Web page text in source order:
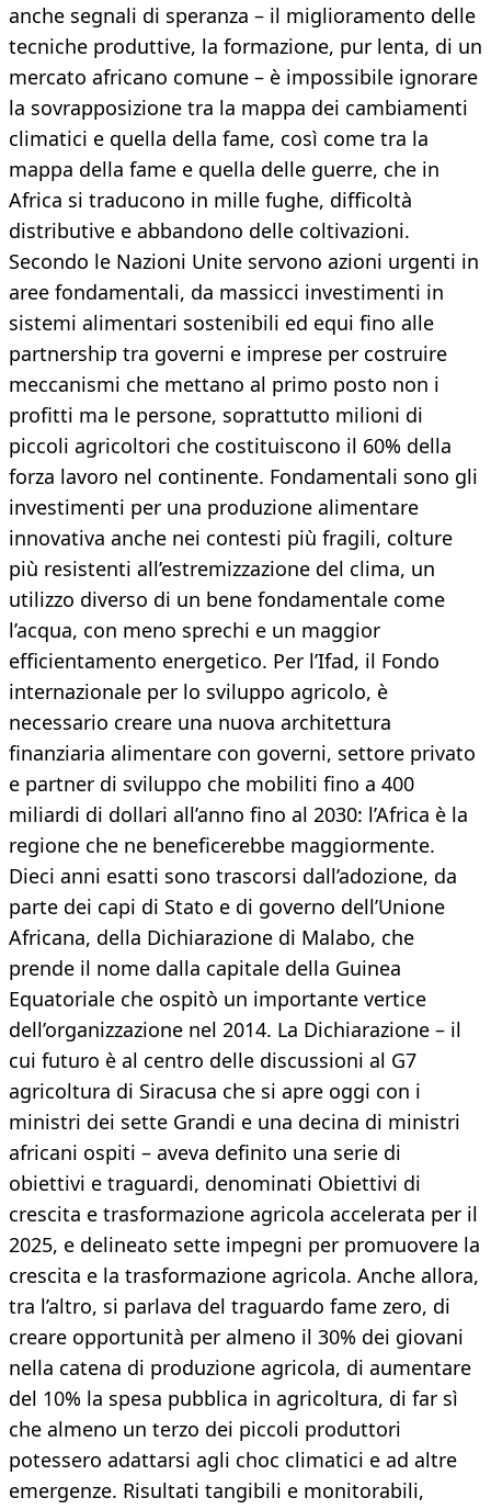
anche segnali di speranza – il miglioramento delle
tecniche produttive, la formazione, pur lenta, di un
mercato africano comune – è impossibile ignorare
la sovrapposizione tra la mappa dei cambiamenti
climatici e quella della fame, così come tra la
mappa della fame e quella delle guerre, che in
Africa si traducono in mille fughe, difficoltà
distributive e abbandono delle coltivazioni.
Secondo le Nazioni Unite servono azioni urgenti in
aree fondamentali, da massicci investimenti in
sistemi alimentari sostenibili ed equi fino alle
partnership tra governi e imprese per costruire
meccanismi che mettano al primo posto non i
profitti ma le persone, soprattutto milioni di
piccoli agricoltori che costituiscono il 60% della
forza lavoro nel continente. Fondamentali sono gli
investimenti per una produzione alimentare
innovativa anche nei contesti più fragili, colture
più resistenti all’estremizzazione del clima, un
utilizzo diverso di un bene fondamentale come
l’acqua, con meno sprechi e un maggior
efficientamento energetico. Per l’Ifad, il Fondo
internazionale per lo sviluppo agricolo, è
necessario creare una nuova architettura
finanziaria alimentare con governi, settore privato
e partner di sviluppo che mobiliti fino a 400
miliardi di dollari all’anno fino al 2030: l’Africa è la
regione che ne beneficerebbe maggiormente.
Dieci anni esatti sono trascorsi dall’adozione, da
parte dei capi di Stato e di governo dell’Unione
Africana, della Dichiarazione di Malabo, che
prende il nome dalla capitale della Guinea
Equatoriale che ospitò un importante vertice
dell’organizzazione nel 2014. La Dichiarazione – il
cui futuro è al centro delle discussioni al G7
agricoltura di Siracusa che si apre oggi con i
ministri dei sette Grandi e una decina di ministri
africani ospiti – aveva definito una serie di
obiettivi e traguardi, denominati Obiettivi di
crescita e trasformazione agricola accelerata per il
2025, e delineato sette impegni per promuovere la
crescita e la trasformazione agricola. Anche allora,
tra l’altro, si parlava del traguardo fame zero, di
creare opportunità per almeno il 30% dei giovani
nella catena di produzione agricola, di aumentare
del 10% la spesa pubblica in agricoltura, di far sì
che almeno un terzo dei piccoli produttori
potessero adattarsi agli choc climatici e ad altre
emergenze. Risultati tangibili e monitorabili,